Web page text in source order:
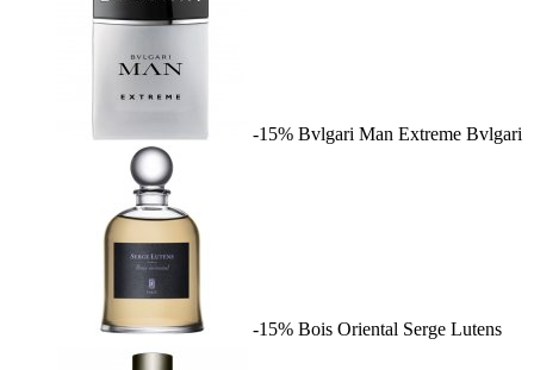
-15% Bvlgari Man Extreme Bvlgari
-15% Bois Oriental Serge Lutens